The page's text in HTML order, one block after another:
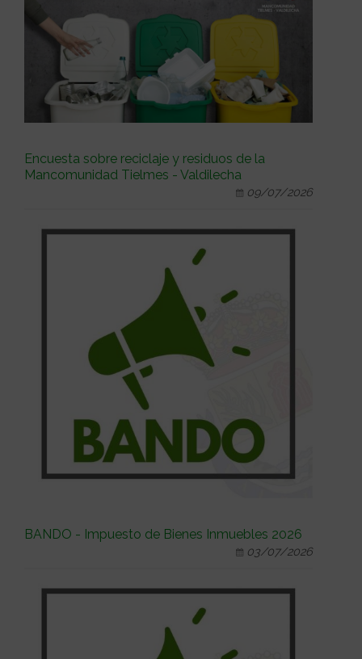
Encuesta sobre reciclaje y residuos de la
Mancomunidad Tielmes - Valdilecha
09/07/2026
BANDO - Impuesto de Bienes Inmuebles 2026
03/07/2026